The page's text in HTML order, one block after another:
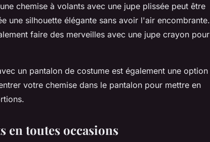
chemise à volants avec une jupe plissée peut être
une silhouette élégante sans avoir l'air encombrante.
faire des merveilles avec une jupe crayon pour
un pantalon de costume est également une option
votre chemise dans le pantalon pour mettre en
en toutes occasions